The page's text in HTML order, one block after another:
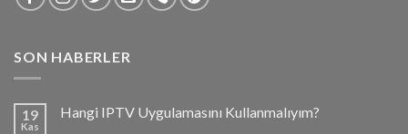
SON HABERLER
19
Kas
Hangi IPTV Uygulamasını Kullanmalıyım?